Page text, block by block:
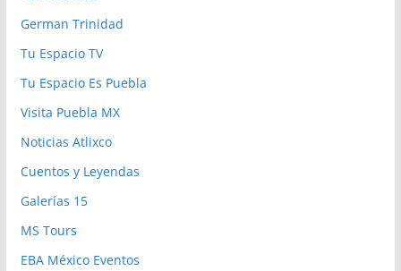
German Trinidad
Tu Espacio TV
Tu Espacio Es Puebla
Visita Puebla MX
Noticias Atlixco
Cuentos y Leyendas
Galerías 15
MS Tours
EBA México Eventos